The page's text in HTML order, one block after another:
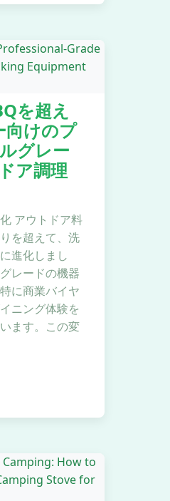
を超え
向けのプ
グレー
ア調理
アウトドア料
を超えて、洗
進化しまし
レードの機器
に商業バイヤ
ニング体験を
ます。この変